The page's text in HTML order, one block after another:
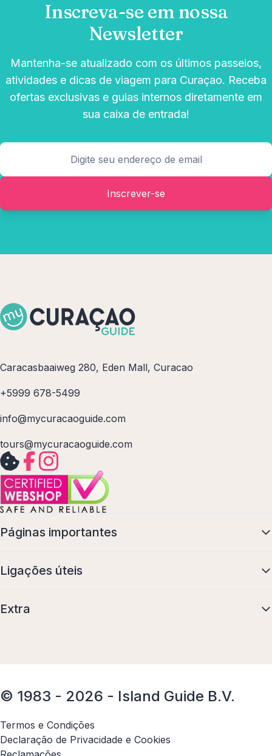
Inscreva-se em nossa
Newsletter
Mantenha-se atualizado com os últimos passeios,
atividades e dicas de viagem para Curaçao. Receba
ofertas exclusivas e guias internos diretamente em
sua caixa de entrada!
Inscrever-se
Caracasbaaiweg 280, Eden Mall, Curacao
+5999 678-5499
info@mycuracaoguide.com
tours@mycuracaoguide.com
Páginas importantes
Ligações úteis
Extra
© 1983 - 2026 - Island Guide B.V.
Termos e Condições
Declaração de Privacidade e Cookies